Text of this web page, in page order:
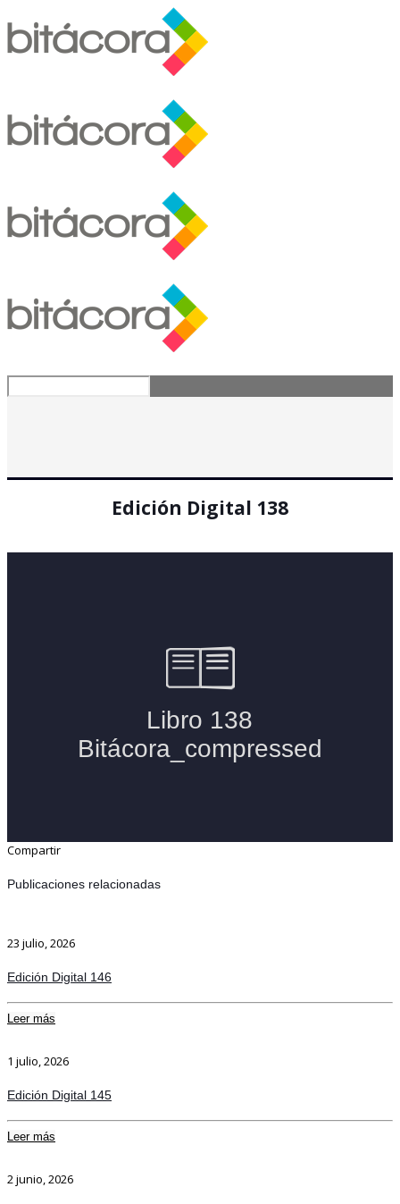
Edición Digital 138
Compartir
Publicaciones relacionadas
23 julio, 2026
Edición Digital 146
Leer más
1 julio, 2026
Edición Digital 145
Leer más
2 junio, 2026